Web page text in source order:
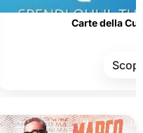
Carte della Cultura e
Scopri di più